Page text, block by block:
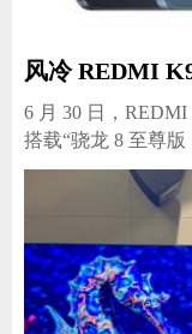
风冷 REDMI
6 月 30 日，
搭载“骁龙 8 至尊版